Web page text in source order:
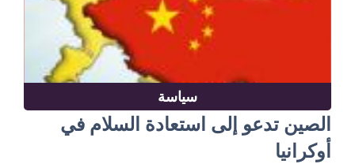
سياسة
الصين تدعو إلى استعادة السلام في
أوكرانيا